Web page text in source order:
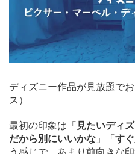
ディズニー作品が見放題で
ス）
最初の印象は「 見たいディ
だから別にいいかな 」「す
う感じで、あまり前向きな